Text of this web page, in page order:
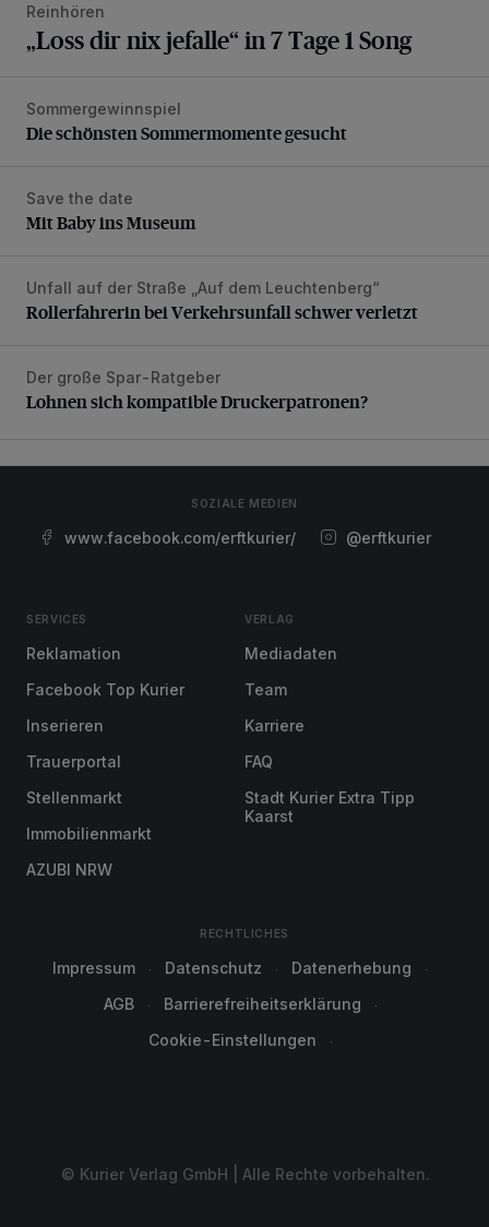
Reinhören
„Loss dir nix jefalle“ in 7 Tage 1 Song
Die schönsten Sommermomente gesucht
Sommergewinnspiel
Die schönsten Sommermomente gesucht
Mit Baby ins Museum
Save the date
Mit Baby ins Museum
Rollerfahrerin bei Verkehrsunfall schwer verletzt
Unfall auf der Straße „Auf dem Leuchtenberg“
Rollerfahrerin bei Verkehrsunfall schwer verletzt
Lohnen sich kompatible Druckerpatronen?
Der große Spar-Ratgeber
Lohnen sich kompatible Druckerpatronen?
SOZIALE MEDIEN
www.facebook.com/erftkurier/ @erftkurier
SERVICES
Reklamation
Facebook Top Kurier
Inserieren
Trauerportal
Stellenmarkt
Immobilienmarkt
AZUBI NRW
VERLAG
Mediadaten
Team
Karriere
FAQ
Stadt Kurier Extra Tipp
Kaarst
RECHTLICHES
Impressum Datenschutz
Datenerhebung
AGB
Barrierefreiheitserklärung
Cookie-Einstellungen
© Kurier Verlag GmbH | Alle Rechte vorbehalten.